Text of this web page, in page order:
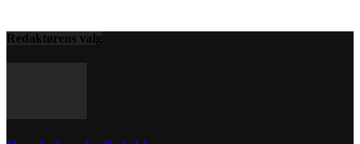
Redaktørens valg